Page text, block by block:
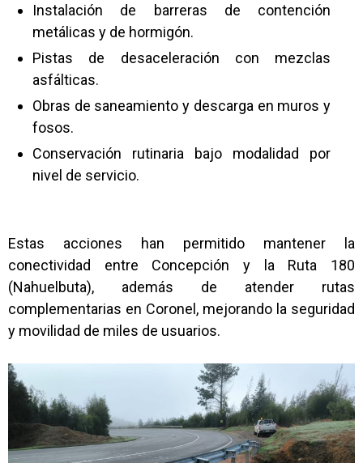
Instalación de barreras de contención
metálicas y de hormigón.
Pistas de desaceleración con mezclas
asfálticas.
Obras de saneamiento y descarga en muros y
fosos.
Conservación rutinaria bajo modalidad por
nivel de servicio.
Estas acciones han permitido mantener la
conectividad entre Concepción y la Ruta 180
(Nahuelbuta), además de atender rutas
complementarias en Coronel, mejorando la seguridad
y movilidad de miles de usuarios.